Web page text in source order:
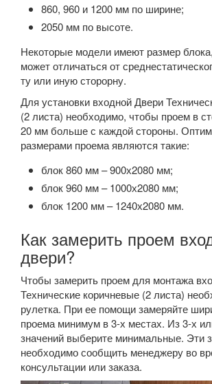
860, 960 и 1200 мм по ширине;
2050 мм по высоте.
Некоторые модели имеют размер
может отличаться от
ту или иную сторорну.
Для установки входной Двери
(2 листа) необходимо, чтобы проем в
20 мм больше с каждой стороны.
размерами проема являются такие:
блок 860 мм – 900х2080 мм;
блок 960 мм – 1000х2080 мм;
блок 1200 мм – 1240х2080 мм.
Как замерить проем
двери?
Чтобы замерить проем для монтажа
Технические коричневые (2 листа)
рулетка. При ее помощи замеряйте
проема минимум в 3-х местах. Из 3-х
значений выберите минимальные. Эти
необходимо сообщить менеджеру во
консультации или заказа.